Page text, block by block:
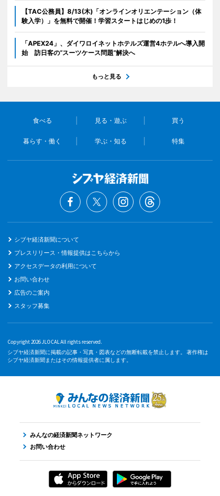
【TAC公務員】8/13(木)「オンラインオリエンテーション（体
験入学）」を無料で開催！学習スタートはじめの1歩！
「APEX24」、ダイワロイネットホテルズ運営4ホテルへ導入開
始 訪日客の“スーツケース問題”解決へ
もっと見る
食べる 見る・遊ぶ 買う
暮らす・働く 学ぶ・知る 特集
シブヤ経済新聞について
プレスリリース・情報提供はこちらから
アクセスデータの利用について
お問い合わせ
広告のご案内
スタッフ募集
Copyright 2026 JLOCAL All rights reserved.
シブヤ経済新聞に掲載の記事・写真・図表などの無断転載を禁止します。 著作権は
シブヤ経済新聞またはその情報提供者に属します。
みんなの経済新聞ネットワーク
お問い合わせ